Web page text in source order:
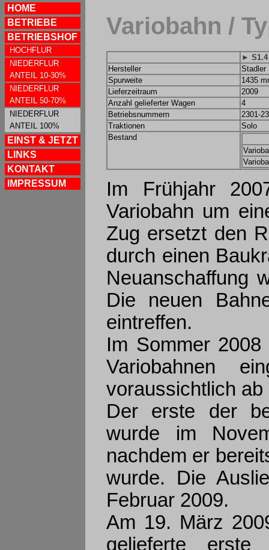
HOME
BETRIEBE
BETRIEBSHOF
HOCHFLUR
NIEDERFLUR
ANTEIL 10-30%
NIEDERFLUR
ANTEIL 50-70%
NIEDERFLUR
ANTEIL 100%
EINST & JETZT
LINKS
KONTAKT
IMPRESSUM
Variobahn /
► S1.4
Hersteller
Stadler
Spurweite
1435
Lieferzeitraum
2009
Anzahl gelieferter Wagen
4
Betriebsnummern
2301-
Traktionen
Solo
Bestand
Im Frühjahr
Variobahn um
Zug ersetzt den
durch einen
Neuanschaffung
Die neuen
eintreffen.
Im Sommer
Variobahnen
voraussichtlich
Der erste der
wurde im
nachdem er
wurde. Die
Februar 2009.
Am 19. März
gelieferte erste